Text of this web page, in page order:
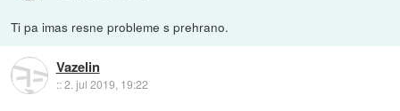
Ti pa imas resne probleme s prehrano.
Vazelin
::2. jul 2019, 19:22